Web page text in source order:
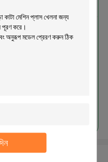
কম্পিউটার চামড়া কাটা মেশিন
জন্য স্বয়ংক্রিয়